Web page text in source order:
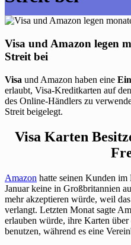
Visa und Amazon legen
Streit bei
Visa und Amazon haben eine
erlaubt, Visa-Kreditkarten auf
des Online-Händlers zu
Streit beigelegt.
Visa Karten
Amazon hatte seinen Kunden im
Januar keine in Großbritannien
mehr akzeptieren würde, weil
verlangt. Letzten Monat sagte
erlauben würde, ihre Karten
benutzen, während es eine